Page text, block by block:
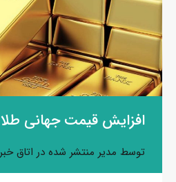
افزایش قیمت جهانی طلا
توسط مدیر منتشر شده در اتاق خبر